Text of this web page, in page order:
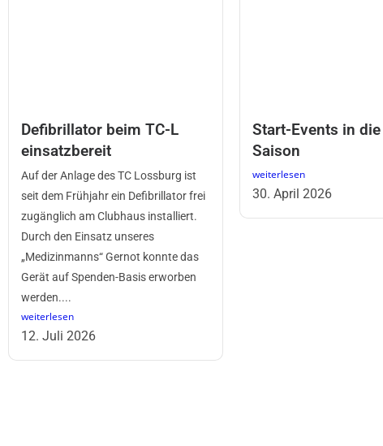
Defibrillator beim TC-L
einsatzbereit
Auf der Anlage des TC Lossburg ist
seit dem Frühjahr ein Defibrillator frei
zugänglich am Clubhaus installiert.
Durch den Einsatz unseres
„Medizinmanns“ Gernot konnte das
Gerät auf Spenden-Basis erworben
werden....
weiterlesen
12. Juli 2026
Start-Events in
Saison
weiterlesen
30. April 2026